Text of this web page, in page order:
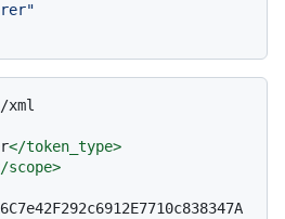
</token_type>
scope>